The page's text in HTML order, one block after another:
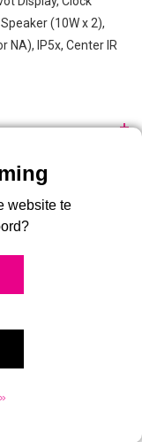
(10W x 2),
NA), IP5x, Center IR
website te